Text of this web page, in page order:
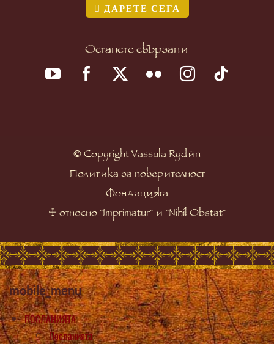
ДАРЕТЕ СЕГА
Останете свързани
© Copyright Vassula Rydén
Политика за поверителност
Фондацията
☩ относно "Imprimatur" и "Nihil Obstat"
mobile_menu
ПОСЛАНИЯТА
Посланията